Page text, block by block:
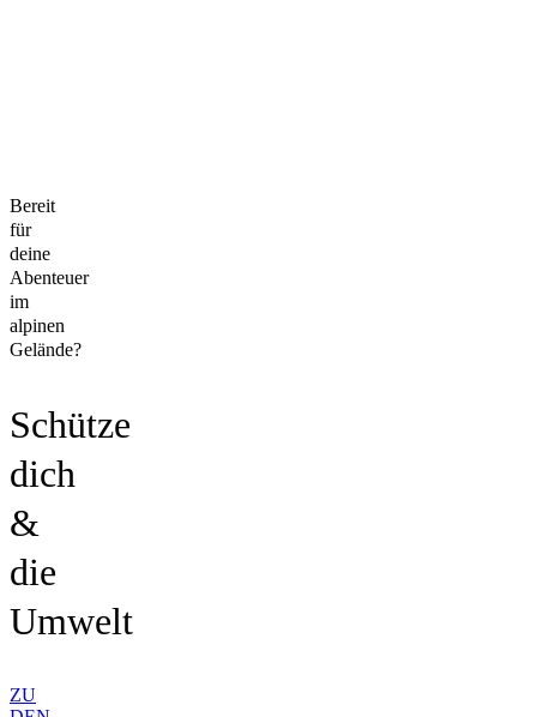
Bereit
für
deine
Abenteuer
im
alpinen
Gelände?
Schütze
dich
&
die
Umwelt
ZU